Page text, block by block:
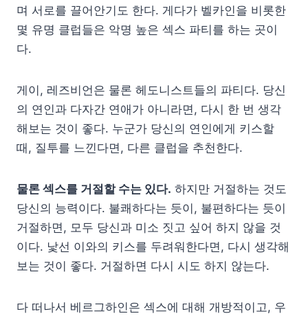
며 서로를 끌어안기도 한다. 게다가 벨카인을 비롯한
몇 유명 클럽들은 악명 높은 섹스 파티를 하는 곳이
다.
게이, 레즈비언은 물론 헤도니스트들의 파티다. 당신
의 연인과 다자간 연애가 아니라면, 다시 한 번 생각
해보는 것이 좋다. 누군가 당신의 연인에게 키스할
때, 질투를 느낀다면, 다른 클럽을 추천한다.
물론 섹스를 거절할 수는 있다. 하지만 거절하는 것도
당신의 능력이다. 불쾌하다는 듯이, 불편하다는 듯이
거절하면, 모두 당신과 미소 짓고 싶어 하지 않을 것
이다. 낯선 이와의 키스를 두려워한다면, 다시 생각해
보는 것이 좋다. 거절하면 다시 시도 하지 않는다.
다 떠나서 베르그하인은 섹스에 대해 개방적이고, 우